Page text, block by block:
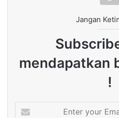
Jangan
mendapatkan
!